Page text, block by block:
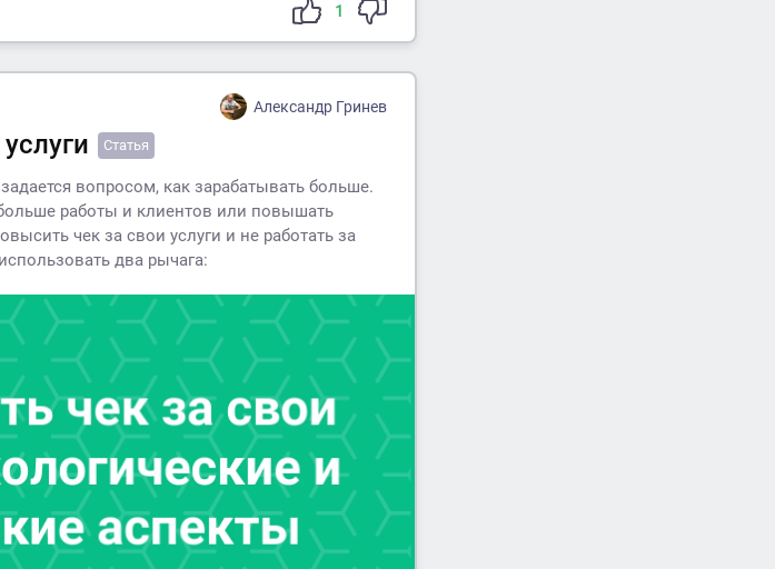
1
Александр Гринев
Статья
вопросом, как зарабатывать больше.
работы и клиентов или повышать
чек за свои услуги и не работать за
два рычага: